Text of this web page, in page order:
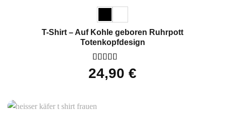
T-Shirt – Auf Kohle geboren Ruhrpott
Totenkopfdesign
Bewertet
mit5von 5
24,90 €